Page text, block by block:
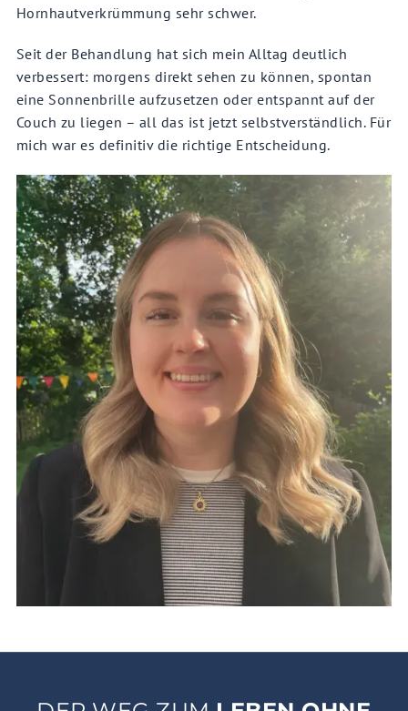
Hornhautverkrümmung sehr schwer.
Seit der Behandlung hat sich mein Alltag deutlich
verbessert: morgens direkt sehen zu können, spontan
eine Sonnenbrille aufzusetzen oder entspannt auf der
Couch zu liegen – all das ist jetzt selbstverständlich. Für
mich war es definitiv die richtige Entscheidung.